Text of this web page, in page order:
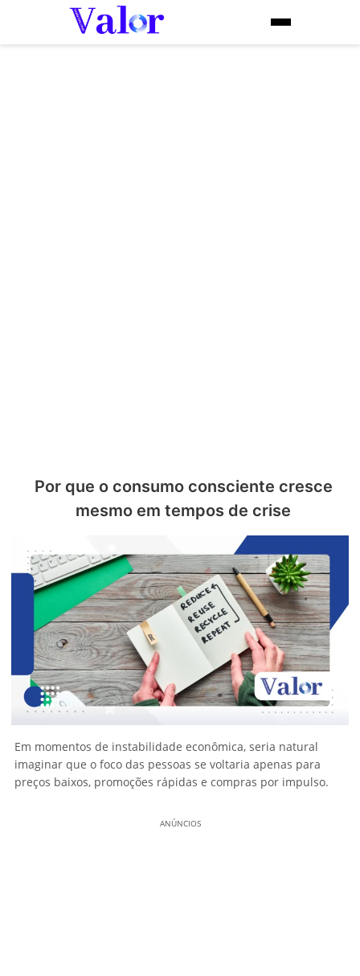
Por que o consumo consciente cresce
mesmo em tempos de crise
Em momentos de instabilidade econômica, seria natural
imaginar que o foco das pessoas se voltaria apenas para
preços baixos, promoções rápidas e compras por impulso.
ANÚNCIOS